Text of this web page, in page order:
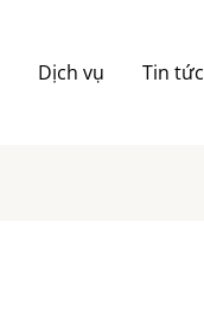
Dịch vụ Tin tức